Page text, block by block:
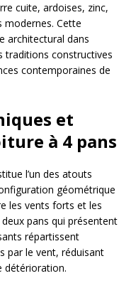
cuite, ardoises, zinc,
Cette
architectural dans
traditions constructives
contemporaines de
et
à 4 pans
l’un des atouts
géométrique
les vents forts et les
pans qui présentent
répartissent
par le vent, réduisant
détérioration.